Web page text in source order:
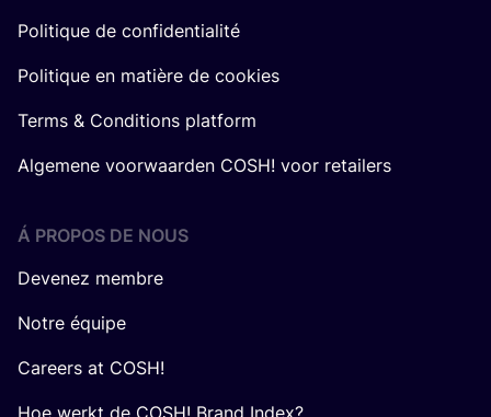
Politique de confidentialité
Politique en matière de cookies
Terms & Conditions platform
Algemene voorwaarden COSH! voor retailers
Á PROPOS DE NOUS
Devenez membre
Notre équipe
Careers at COSH!
Hoe werkt de COSH! Brand Index?